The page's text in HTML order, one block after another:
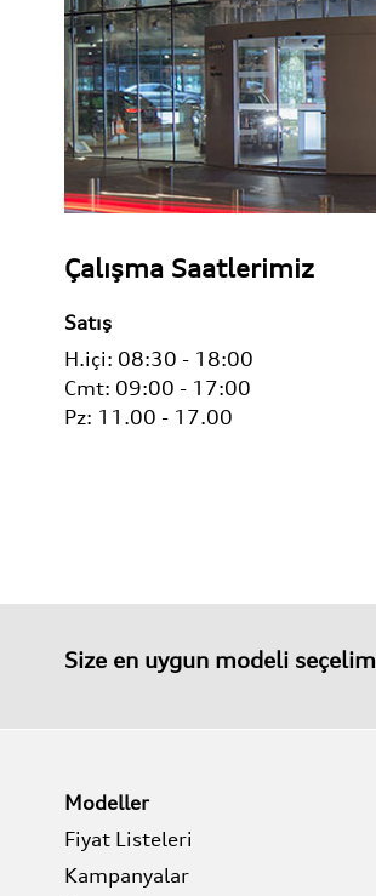
Çalışma Saatlerimiz
Satış
H.içi: 08:30 - 18:00
Cmt: 09:00 - 17:00
Pz: 11.00 - 17.00
Size en uygun modeli seçelim
Modeller
Fiyat Listeleri
Kampanyalar